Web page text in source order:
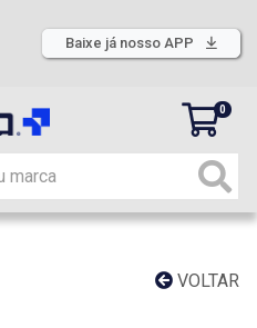
Baixe já nosso APP
0
VOLTAR